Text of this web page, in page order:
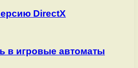
DirectX
в игровые автоматы